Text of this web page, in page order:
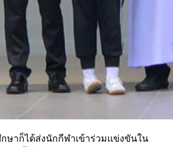
ษาก็ได้ส่งนักกีฬาเข้าร่วมเเข่งขันใน